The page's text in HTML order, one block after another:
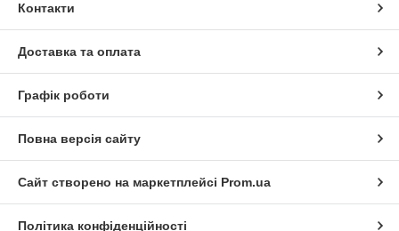
Контакти
Доставка та оплата
Графік роботи
Повна версія сайту
Сайт створено на маркетплейсі Prom.ua
Політика конфіденційності